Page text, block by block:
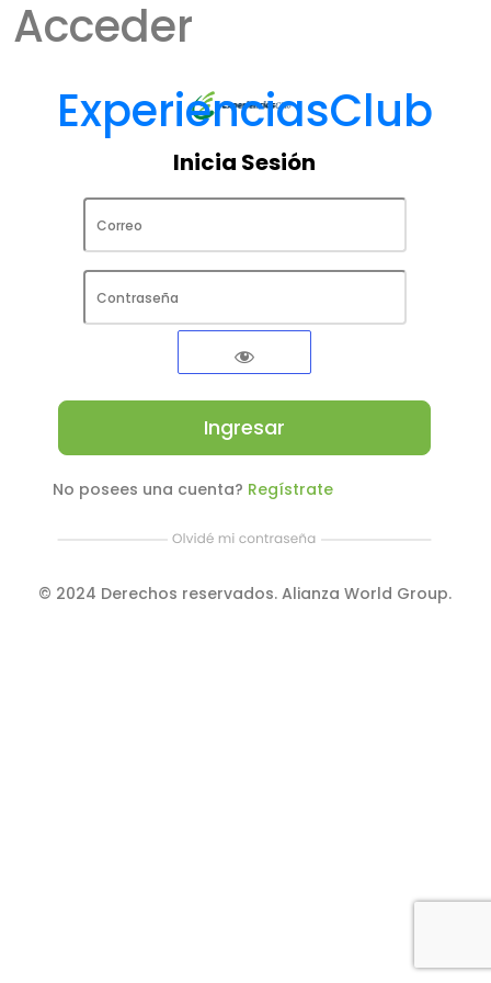
Acceder
ExperienciasClub
Inicia Sesión
No posees una cuenta? Regístrate
© 2024 Derechos reservados. Alianza World Group.